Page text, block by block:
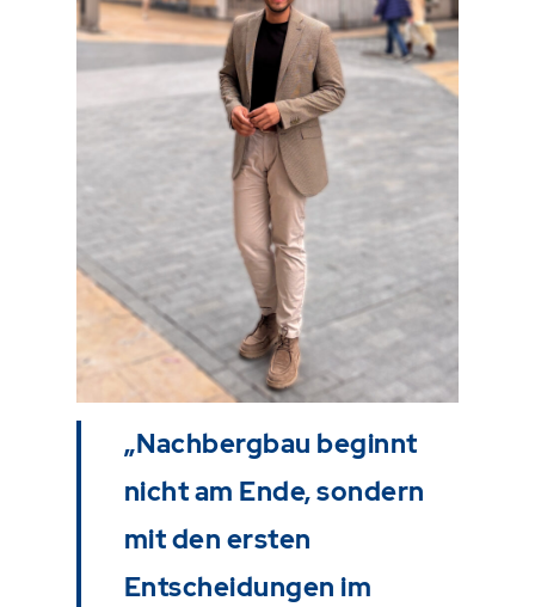
„Nachbergbau beginnt
nicht am Ende, sondern
mit den ersten
Entscheidungen im